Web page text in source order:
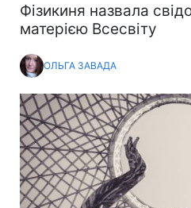
Фізикиня назвала
матерією Всесвіту
ОЛЬГА ЗАВАДА